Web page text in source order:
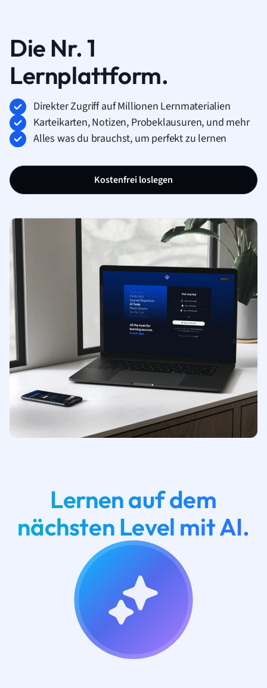
Die Nr. 1
Lernplattform.
Direkter Zugriff auf Millionen Lernmaterialien
Karteikarten, Notizen, Probeklausuren, und mehr
Alles was du brauchst, um perfekt zu lernen
Kostenfrei loslegen
Lernen auf dem
nächsten Level mit AI.